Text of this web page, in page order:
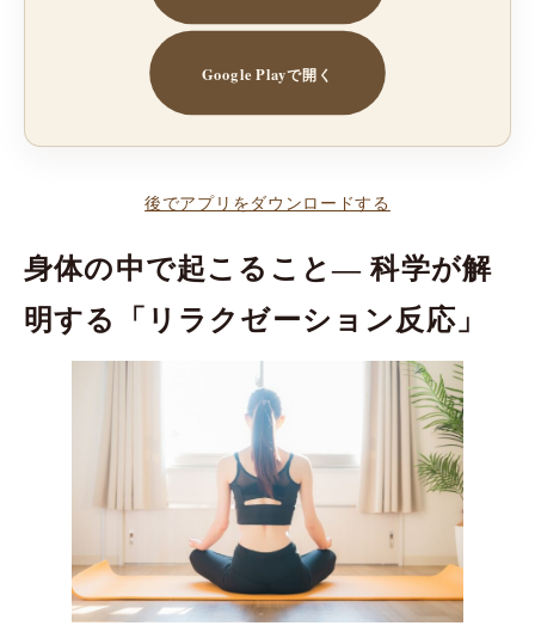
Google Playで開く
後でアプリをダウンロードする
身体の中で起こること― 科学が解
明する「リラクゼーション反応」